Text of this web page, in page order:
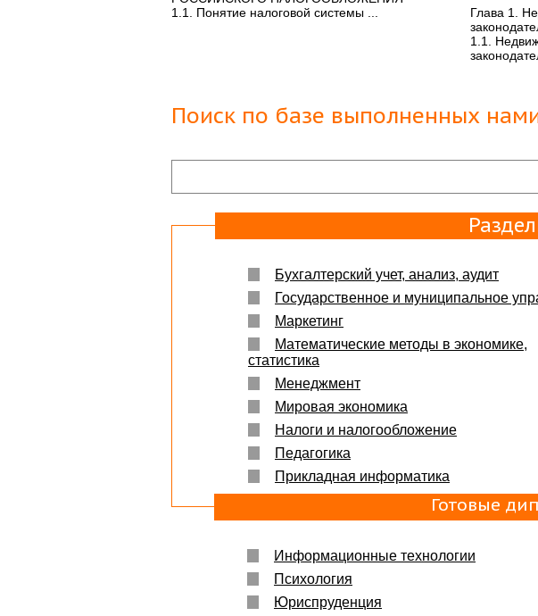
1.1. Понятие налоговой системы ...
Глава 1.
1.1.
Поиск по базе выполненных
Бухгалтерский учет, анализ, аудит
Государственное и муниципальное
Маркетинг
Математические методы в экономике,
статистика
Менеджмент
Мировая экономика
Налоги и налогообложение
Педагогика
Прикладная информатика
Готовые
Информационные технологии
Психология
Юриспруденция